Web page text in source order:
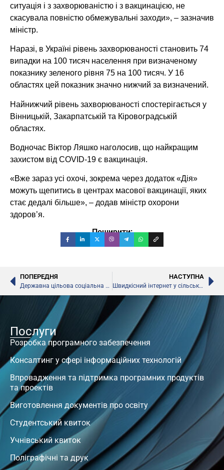
ситуація і з захворюваністю і з вакцинацією, не
скасувала повністю обмежувальні заходи», – зазначив
міністр.
Наразі, в Україні рівень захворюваності становить 74
випадки на 100 тисяч населення при визначеному
показнику зеленого рівня 75 на 100 тисяч. У 16
областях цей показник значно нижчий за визначений.
Найнижчий рівень захворюваності спостерігається у
Вінницькій, Закарпатській та Кіровоградській
областях.
Водночас Віктор Ляшко наголосив, що найкращим
захистом від COVID-19 є вакцинація.
«Вже зараз усі охочі, зокрема через додаток «Дія»
можуть щепитись в центрах масової вакцинації, яких
стає дедалі більше», – додав міністр охорони
здоров’я.
Поширити:
ПОПЕРЕДНЯ
Державна цільова соціальна програма «Молодь України»
НАСТУПНА
Швидкісний інтернет у сільських школах та бібліотеках
Послуги
Розробка програмного забезпечення
Консалтинг у сфері інформаційних технологій
Впровадження та підтримка програмних продуктів
та проектів
Виготовлення документів про освіту
Студентський квиток
Учнівський квиток
Поліграфічні та друк